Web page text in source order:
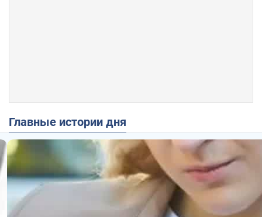
Главные истории дня